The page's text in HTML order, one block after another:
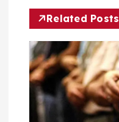
s
Related Posts